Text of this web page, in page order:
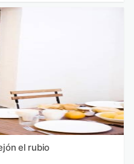
el rubio